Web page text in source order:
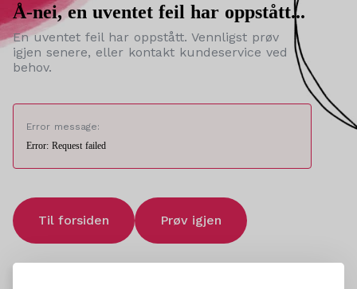
Å-nei, en uventet feil har oppstått...
En uventet feil har oppstått. Vennligst prøv
igjen senere, eller kontakt kundeservice ved
behov.
Error message:
Error: Request failed
Til forsiden Prøv igjen